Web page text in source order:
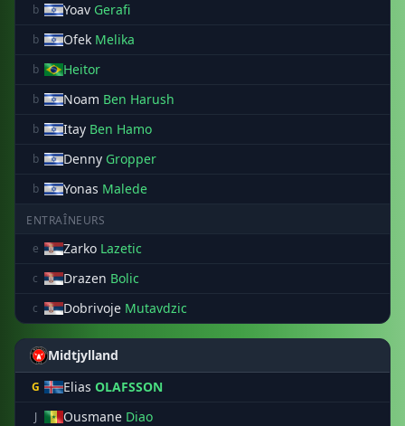
b
Yoav Gerafi
b Ofek Melika
b Heitor
b Noam Ben Harush
b Itay Ben Hamo
b Denny Gropper
b Yonas Malede
ENTRAÎNEURS
e
Zarko Lazetic
c Drazen Bolic
c Dobrivoje Mutavdzic
Midtjylland
G Elias OLAFSSON
J Ousmane Diao